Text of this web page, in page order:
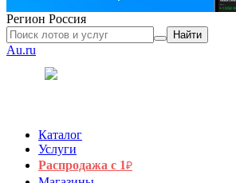
Регион Россия
Найти
Au.ru
Каталог
Услуги
Распродажа с 1₽